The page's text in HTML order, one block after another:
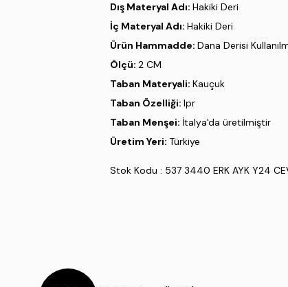
Dış Materyal Adı: Hakiki Deri
İç Materyal Adı: Hakiki Deri
Ürün Hammadde: Dana Derisi
Ölçü: 2 CM
Taban Materyali: Kauçuk
Taban Özelliği: Ipr
Taban Menşei: İtalya'da üretilmiştir
Üretim Yeri: Türkiye
Stok Kodu : 537 3440 ERK AYK Y24